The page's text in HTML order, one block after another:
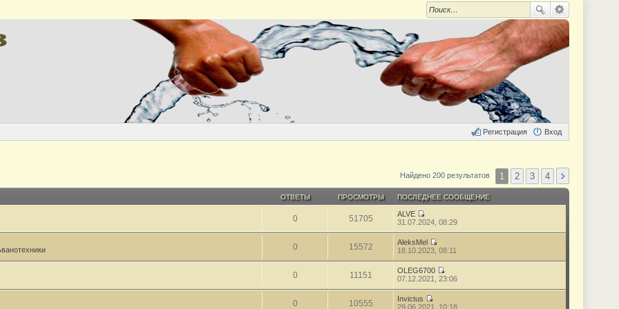
Вход
Регистрация
Найдено 200 результатов 1 2 3 4
ОТВЕТЫ ПРОСМОТРЫ ПОСЛЕДНЕЕ СООБЩЕНИЕ
0 51705
ALVE
П
е
й
т
и
к
о
с
31.07.2024, 08:29
0 15572
AleksMel
П
р
е
й
т
к
18.10.2023, 08:11
0 11151
OLEG6700
П
07.12.2021, 23:06
0 10555
Invictus
29.06.2021, 10:18